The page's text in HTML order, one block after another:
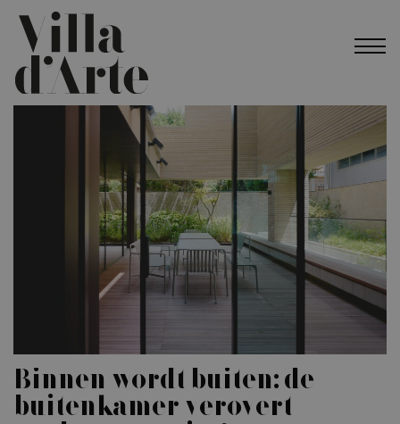
Binnen wordt buiten: de
buitenkamer verovert